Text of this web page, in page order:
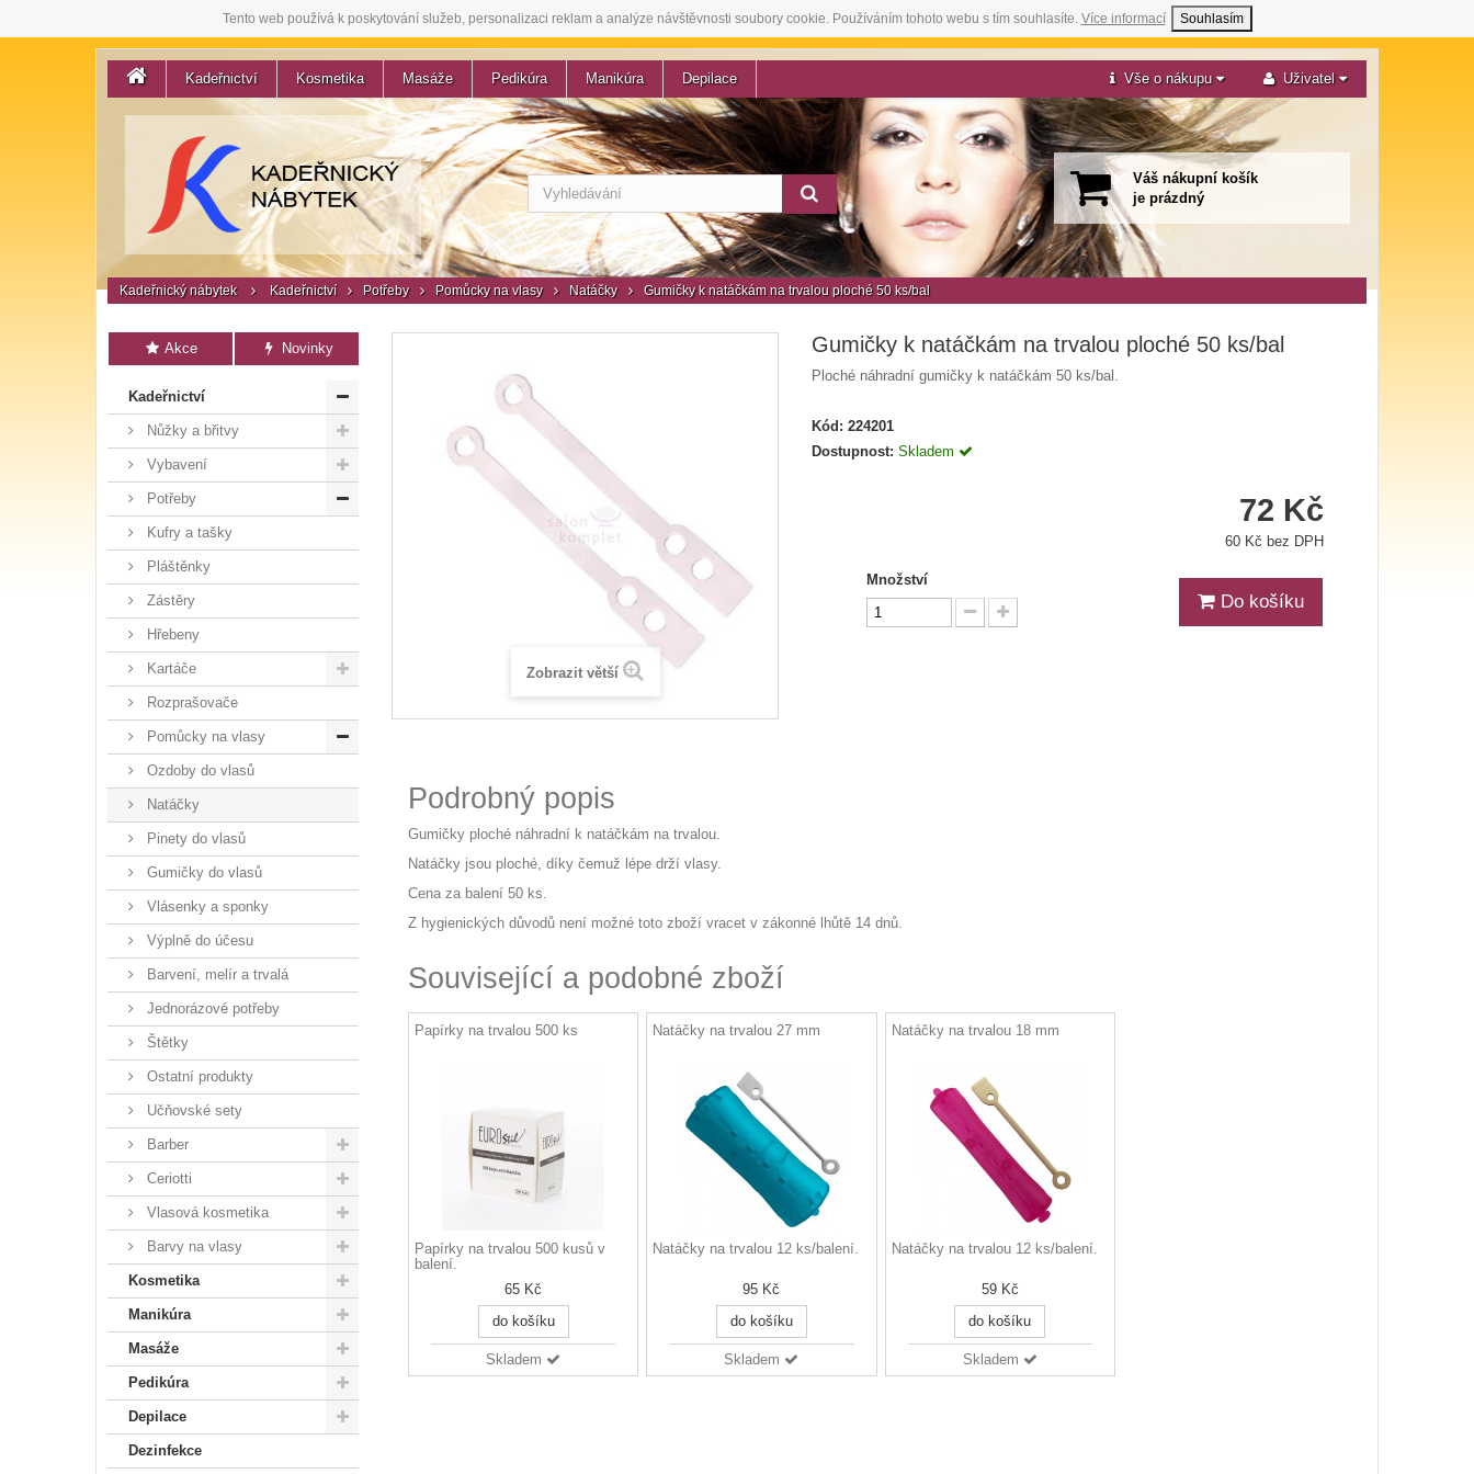
Tento web používá k poskytování služeb, personalizaci reklam a analýze návštěvnosti soubory cookie. Používáním tohoto webu s tím souhlasíte. Více informací Souhlasím
Kadeřnictví Kosmetika Masáže Pedikúra Manikúra Depilace Vše o nákupu Uživatel
Váš nákupní košík
je prázdný
Kadeřnický nábytek Kadeřnictví Potřeby Pomůcky na vlasy Natáčky Gumičky k natáčkám na trvalou ploché 50 ks/bal
Akce Novinky
Kadeřnictví
Nůžky a břitvy
Vybavení
Potřeby
Kufry a tašky
Pláštěnky
Zástěry
Hřebeny
Kartáče
Rozprašovače
Pomůcky na vlasy
Ozdoby do vlasů
Natáčky
Pinety do vlasů
Gumičky do vlasů
Vlásenky a sponky
Výplně do účesu
Barvení, melír a trvalá
Jednorázové potřeby
Štětky
Ostatní produkty
Učňovské sety
Barber
Ceriotti
Vlasová kosmetika
Barvy na vlasy
Kosmetika
Manikúra
Masáže
Pedikúra
Depilace
Dezinfekce
Zobrazit větší
Gumičky k natáčkám na trvalou ploché 50 ks/bal
Ploché náhradní gumičky k natáčkám 50 ks/bal.
Kód: 224201
Dostupnost: Skladem
72 Kč
60 Kč bez DPH
Množství
Do košíku
Podrobný popis
Gumičky ploché náhradní k natáčkám na trvalou.
Natáčky jsou ploché, díky čemuž lépe drží vlasy.
Cena za balení 50 ks.
Z hygienických důvodů není možné toto zboží vracet v zákonné lhůtě 14 dnů.
Související a podobné zboží
Papírky na trvalou 500 ks
Papírky na trvalou 500 kusů v
balení.
65 Kč
do košíku
Skladem
Natáčky na trvalou 27 mm
Natáčky na trvalou 12 ks/balení.
95 Kč
do košíku
Skladem
Natáčky na trvalou 18 mm
Natáčky na trvalou 12 ks/balení.
59 Kč
do košíku
Skladem